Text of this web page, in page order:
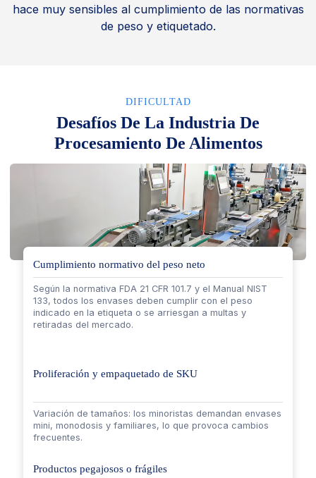
hace muy sensibles al cumplimiento de las normativas
de peso y etiquetado.
DIFICULTAD
Desafíos De La Industria De
Procesamiento De Alimentos
Cumplimiento normativo del peso neto
Según la normativa FDA 21 CFR 101.7 y el Manual NIST
133, todos los envases deben cumplir con el peso
indicado en la etiqueta o se arriesgan a multas y
retiradas del mercado.
Proliferación y empaquetado de SKU
Variación de tamaños: los minoristas demandan envases
mini, monodosis y familiares, lo que provoca cambios
frecuentes.
Productos pegajosos o frágiles